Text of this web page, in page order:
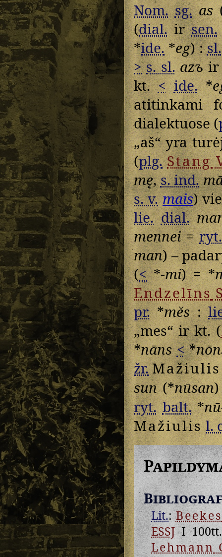
Nom. sg. as
(dial.irsen.
*ide.*eg) :sl.
> s. sl. azъ
kt.< ide.*
atitinkami
dialektuose (
„aš“ yra
(plg. Stang
mę,s. ind.
s. v. mais)
lie. dial.
mennei=ryt.
man) –
(<*-mi) = *
Endzelīns
pr.*mĕs:
„mes“ ir kt. (
*nāns <*
žr.Mažiulis
sun(*nūsan
ryt. balt.*
Mažiulisl.
Lit.:Beekes
ESSJI
Lehmann